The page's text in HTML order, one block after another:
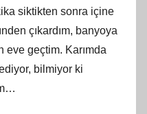
siktikten sonra içine
çıkardım, banyoya
eve geçtim. Karımda
bilmiyor ki